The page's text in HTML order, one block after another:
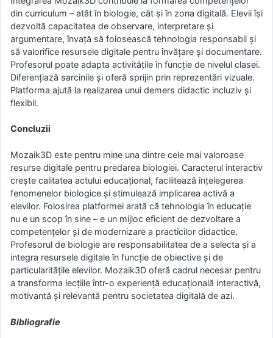
din curriculum – atât în biologie, cât și în zona digitală. Elevii își
dezvoltă capacitatea de observare, interpretare și
argumentare, învață să folosească tehnologia responsabil și
să valorifice resursele digitale pentru învățare și documentare.
Profesorul poate adapta activitățile în funcție de nivelul clasei.
Diferențiază sarcinile și oferă sprijin prin reprezentări vizuale.
Platforma ajută la realizarea unui demers didactic incluziv și
flexibil.
Concluzii
Mozaik3D este pentru mine una dintre cele mai valoroase
resurse digitale pentru predarea biologiei. Caracterul interactiv
crește calitatea actului educațional, facilitează înțelegerea
fenomenelor biologice și stimulează implicarea activă a
elevilor. Folosirea platformei arată că tehnologia în educație
nu e un scop în sine – e un mijloc eficient de dezvoltare a
competențelor și de modernizare a practicilor didactice.
Profesorul de biologie are responsabilitatea de a selecta și a
integra resursele digitale în funcție de obiective și de
particularitățile elevilor. Mozaik3D oferă cadrul necesar pentru
a transforma lecțiile într-o experiență educațională interactivă,
motivantă și relevantă pentru societatea digitală de azi.
Bibliografie